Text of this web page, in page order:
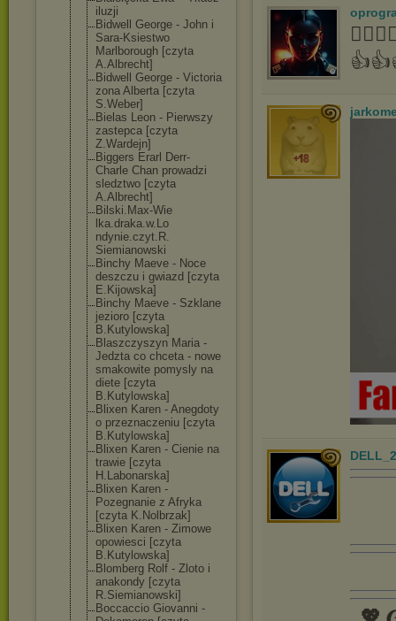
iluzji
Bidwell George - John i
Sara-Ksiestwo
Marlborough [czyta
A.Albrecht]
Bidwell George - Victoria
zona Alberta [czyta
S.Weber]
Bielas Leon - Pierwszy
zastepca [czyta
Z.Wardejn]
Biggers Erarl Derr-
Charle Chan prowadzi
sledztwo [czyta
A.Albrecht]
Bilski.Max-Wie
lka.draka.w.Lo
ndynie.czyt.R.
Siemianowski
Binchy Maeve - Noce
deszczu i gwiazd [czyta
E.Kijowska]
Binchy Maeve - Szklane
jezioro [czyta
B.Kutylowska]
Blaszczyszyn Maria -
Jedzta co chceta - nowe
smakowite pomysly na
diete [czyta
B.Kutylowska]
Blixen Karen - Anegdoty
o przeznaczeniu [czyta
B.Kutylowska]
Blixen Karen - Cienie na
trawie [czyta
H.Labonarska]
Blixen Karen -
Pozegnanie z Afryka
[czyta K.Nolbrzak]
Blixen Karen - Zimowe
opowiesci [czyta
B.Kutylowska]
Blomberg Rolf - Zloto i
anakondy [czyta
R.Siemianowski]
Boccaccio Giovanni -